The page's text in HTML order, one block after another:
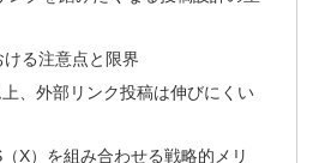
る注意点と限界
、外部リンク投稿は伸びにくい
X）を組み合わせる戦略的メリ